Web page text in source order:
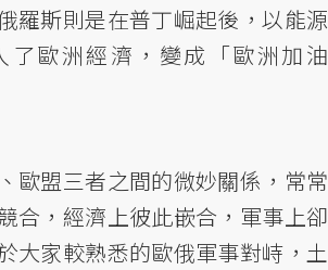
羅斯則是在普丁崛起後，以能源
了歐洲經濟，變成「歐洲加油
歐盟三者之間的微妙關係，常常
合，經濟上彼此嵌合，軍事上卻
大家較熟悉的歐俄軍事對峙，土